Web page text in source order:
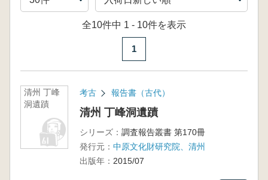
全10件中 1 - 10件を表示
1
清州 丁峰
洞遺蹟
考古 報告書（古代）
清州 丁峰洞遺蹟
シリーズ： 調査報告叢書 第170冊
発行元： 中原文化財研究院、清州
出版年： 2015/07